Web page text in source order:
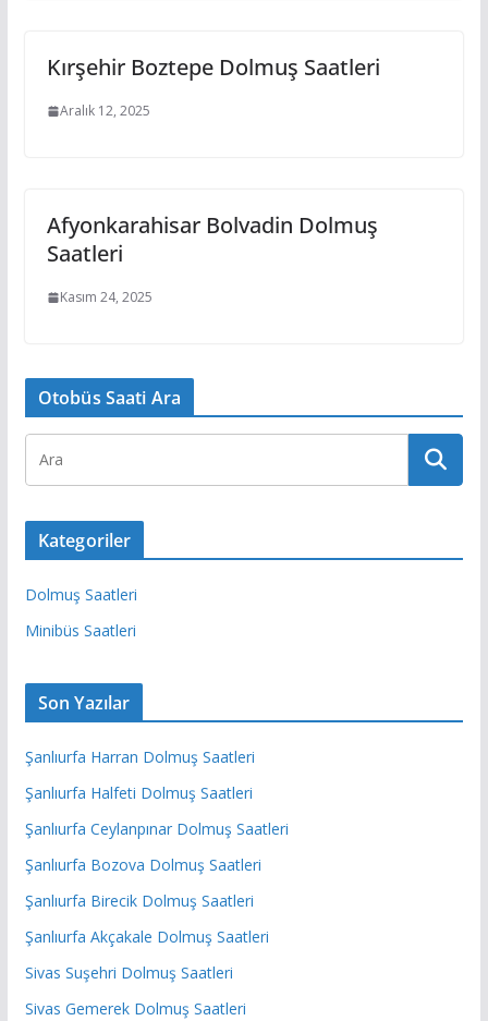
Kırşehir Boztepe Dolmuş Saatleri
Aralık 12, 2025
Afyonkarahisar Bolvadin Dolmuş
Saatleri
Kasım 24, 2025
Otobüs Saati Ara
Kategoriler
Dolmuş Saatleri
Minibüs Saatleri
Son Yazılar
Şanlıurfa Harran Dolmuş Saatleri
Şanlıurfa Halfeti Dolmuş Saatleri
Şanlıurfa Ceylanpınar Dolmuş Saatleri
Şanlıurfa Bozova Dolmuş Saatleri
Şanlıurfa Birecik Dolmuş Saatleri
Şanlıurfa Akçakale Dolmuş Saatleri
Sivas Suşehri Dolmuş Saatleri
Sivas Gemerek Dolmuş Saatleri